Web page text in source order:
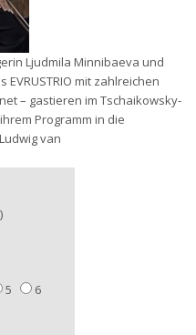
Ljudmila Minnibaeva und
mit zahlreichen
– gastieren im Tschaikowsky-
Programm in die
van
5 6